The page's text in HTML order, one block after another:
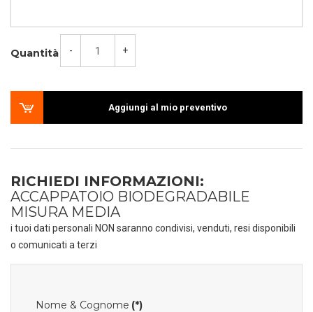
Quantità - +
Aggiungi al mio preventivo
RICHIEDI INFORMAZIONI:
ACCAPPATOIO BIODEGRADABILE
MISURA MEDIA
i tuoi dati personali NON saranno condivisi, venduti, resi disponibili
o comunicati a terzi
Nome & Cognome (*)